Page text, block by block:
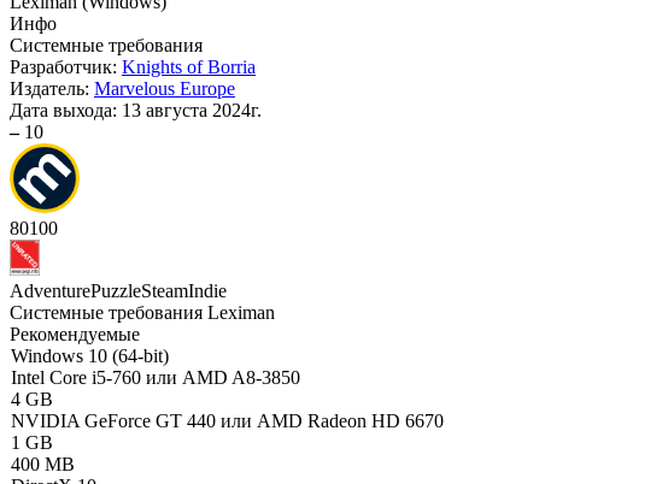
Инфо
Системные требования
Разработчик: Knights of Borria
Издатель: Marvelous Europe
Дата выхода: 13 августа 2024г.
– 10
80100
AdventurePuzzleSteamIndie
Системные требования Leximan
Рекомендуемые
Windows 10 (64-bit)
Intel Core i5-760 или AMD A8-3850
4 GB
NVIDIA GeForce GT 440 или AMD Radeon HD 6670
1 GB
400 MB